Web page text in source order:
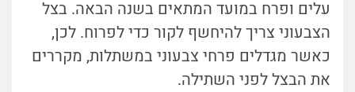
עלים ופרח במועד המתאים בשנה הבאה. בצל
הצבעוני צריך להיחשף לקור כדי לפרוח. לכן,
כאשר מגדלים פרחי צבעוני במשתלות, מקררים
את הבצל לפני השתילה.